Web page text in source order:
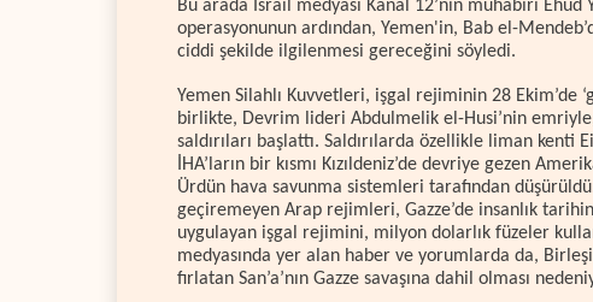
Bu arada İsrail medyası Kanal 12’nin muhabiri Ehud
operasyonunun ardından, Yemen'in, Bab el-
ciddi şekilde ilgilenmesi gereceğini söyledi.
Yemen Silahlı Kuvvetleri, işgal rejiminin 28 Ekim’de
birlikte, Devrim lideri Abdulmelik el-Husi’nin
saldırıları başlattı. Saldırılarda özellikle liman kenti
İHA’ların bir kısmı Kızıldeniz’de devriye gezen
Ürdün hava savunma sistemleri tarafından
geçiremeyen Arap rejimleri, Gazze’de insanlık
uygulayan işgal rejimini, milyon dolarlık füzeler
medyasında yer alan haber ve yorumlarda da,
fırlatan San’a’nın Gazze savaşına dahil olması